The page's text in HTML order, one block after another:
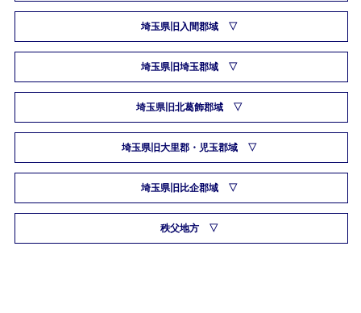
埼玉県旧入間郡域
埼玉県旧埼玉郡域
埼玉県旧北葛飾郡域
埼玉県旧大里郡・児玉郡域
埼玉県旧比企郡域
秩父地方